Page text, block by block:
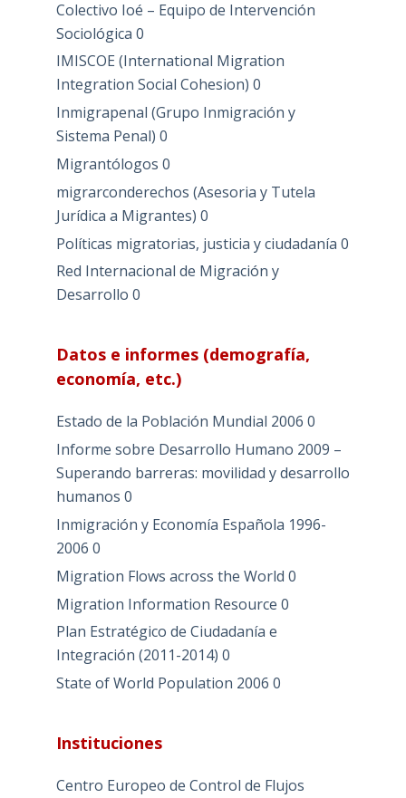
Colectivo Ioé – Equipo de Intervención
Sociológica 0
IMISCOE (International Migration
Integration Social Cohesion) 0
Inmigrapenal (Grupo Inmigración y
Sistema Penal) 0
Migrantólogos 0
migrarconderechos (Asesoria y Tutela
Jurídica a Migrantes) 0
Políticas migratorias, justicia y ciudadanía 0
Red Internacional de Migración y
Desarrollo 0
Datos e informes (demografía,
economía, etc.)
Estado de la Población Mundial 2006 0
Informe sobre Desarrollo Humano 2009 –
Superando barreras: movilidad y desarrollo
humanos 0
Inmigración y Economía Española 1996-
2006 0
Migration Flows across the World 0
Migration Information Resource 0
Plan Estratégico de Ciudadanía e
Integración (2011-2014) 0
State of World Population 2006 0
Instituciones
Centro Europeo de Control de Flujos